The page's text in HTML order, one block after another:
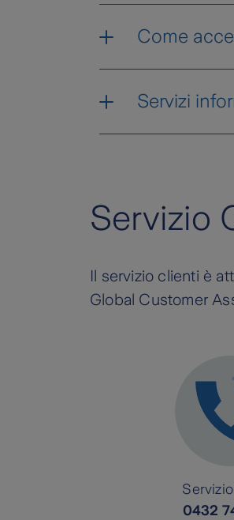
gestire
attivare i
Come
- Se non sei
clicca su
segui
titolare
Servizi
- accedere al
Servizio
Il servizio clienti è
Global Customer
0432